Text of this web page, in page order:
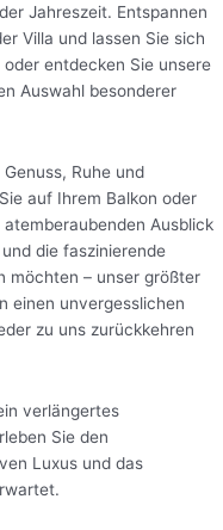
Jahreszeit. Entspannen
Villa und lassen Sie sich
entdecken Sie unsere
Auswahl besonderer
Ruhe und
auf Ihrem Balkon oder
Ausblick
die faszinierende
möchten – unser größter
einen unvergesslichen
zu uns zurückkehren
verlängertes
Sie den
Luxus und das